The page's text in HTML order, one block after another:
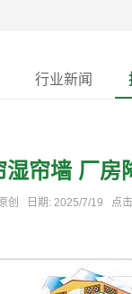
行业新闻
湿帘墙 厂房
创 日期: 2025/7/19 点